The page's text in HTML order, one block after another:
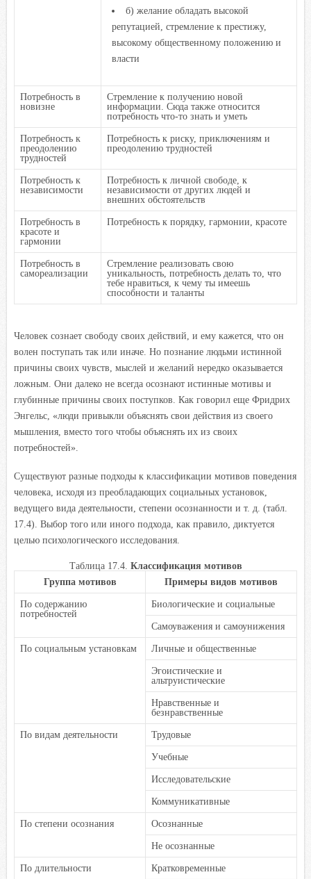
б) желание обладать высокой
репутацией, стремление к престижу,
высокому общественному положению и
власти
Потребность в
новизне
Стремление к получению новой
информации. Сюда также относится
потребность что-то знать и уметь
Потребность к
преодолению
трудностей
Потребность к риску, приключениям и
преодолению трудностей
Потребность к
независимости
Потребность к личной свободе, к
независимости от других людей и
внешних обстоятельств
Потребность в
красоте и
гармонии
Потребность к порядку, гармонии, красоте
Потребность в
самореализации
Стремление реализовать свою
уникальность, потребность делать то, что
тебе нравиться, к чему ты имеешь
способности и таланты
Человек сознает свободу своих действий, и ему кажется, что он
волен поступать так или иначе. Но познание людьми истинной
причины своих чувств, мыслей и желаний нередко оказывается
ложным. Они далеко не всегда осознают истинные мотивы и
глубинные причины своих поступков. Как говорил еще Фридрих
Энгельс, «люди привыкли объяснять свои действия из своего
мышления, вместо того чтобы объяснять их из своих
потребностей».
Существуют разные подходы к классификации мотивов поведения
человека, исходя из преобладающих социальных установок,
ведущего вида деятельности, степени осознанности и т. д. (табл.
17.4). Выбор того или иного подхода, как правило, диктуется
целью психологического исследования.
Таблица 17.4. Классификация мотивов
Группа мотивов
Примеры видов мотивов
По содержанию
потребностей
Биологические и социальные
Самоуважения и самоунижения
По социальным установкам
Личные и общественные
Эгоистические и
альтруистические
Нравственные и
безнравственные
По видам деятельности
Трудовые
Учебные
Исследовательские
Коммуникативные
По степени осознания
Осознанные
Не осознанные
По длительности
Кратковременные